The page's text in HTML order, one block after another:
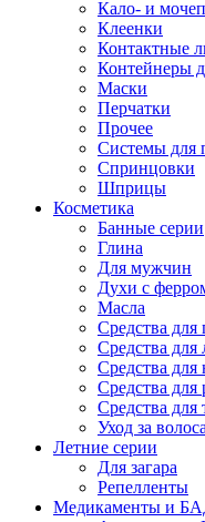
Кало- и
Клеенки
Контактные
Контейнеры
Маски
Перчатки
Прочее
Системы для
Спринцовки
Шприцы
Косметика
Банные серии
Глина
Для мужчин
Духи с
Масла
Средства для
Средства для
Средства для
Средства для
Средства для
Уход за
Летние серии
Для загара
Репелленты
Медикаменты и